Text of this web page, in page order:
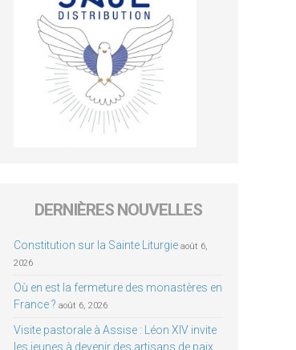
DERNIÈRES NOUVELLES
Constitution sur la Sainte Liturgie août 6,
2026
Où en est la fermeture des monastères en
France ? août 6, 2026
Visite pastorale à Assise : Léon XIV invite
les jeunes à devenir des artisans de paix